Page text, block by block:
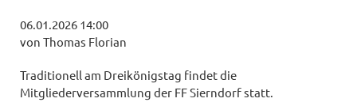
06.01.2026 14:00
von Thomas Florian
Traditionell am Dreikönigstag findet die
Mitgliederversammlung der FF Sierndorf statt.